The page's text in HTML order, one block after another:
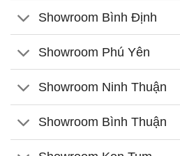
Showroom Bình Định
Showroom Phú Yên
Showroom Ninh Thuận
Showroom Bình Thuận